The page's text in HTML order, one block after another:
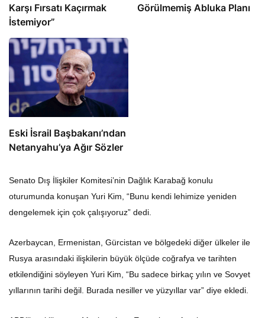
Karşı Fırsatı Kaçırmak
İstemiyor”
Görülmemiş Abluka Planı
Eski İsrail Başbakanı’ndan
Netanyahu’ya Ağır Sözler
Senato Dış İlişkiler Komitesi’nin Dağlık Karabağ konulu
oturumunda konuşan Yuri Kim, “Bunu kendi lehimize yeniden
dengelemek için çok çalışıyoruz” dedi.
Azerbaycan, Ermenistan, Gürcistan ve bölgedeki diğer ülkeler ile
Rusya arasındaki ilişkilerin büyük ölçüde coğrafya ve tarihten
etkilendiğini söyleyen Yuri Kim, “Bu sadece birkaç yılın ve Sovyet
yıllarının tarihi değil. Burada nesiller ve yüzyıllar var” diye ekledi.